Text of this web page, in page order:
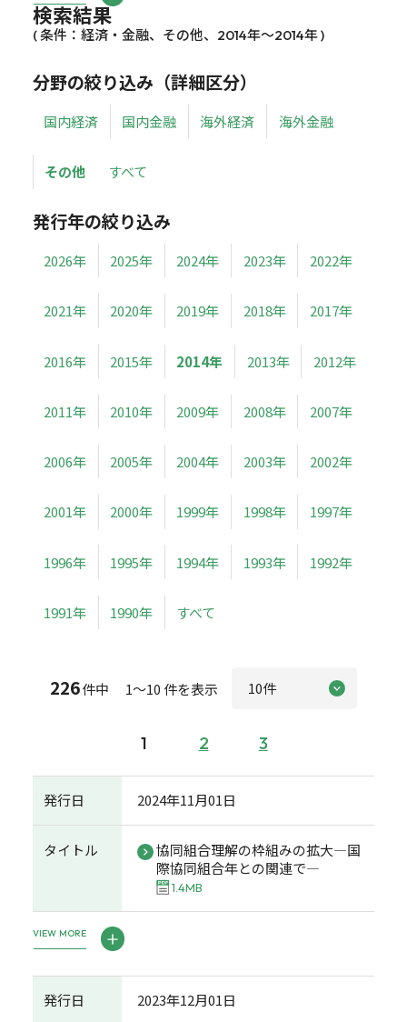
検索結果
( 条件：経済・金融、その他、2014年～2014年 )
分野の絞り込み（詳細区分）
国内経済 国内金融 海外経済 海外金融
その他 すべて
発行年の絞り込み
2026年 2025年 2024年 2023年 2022年
2021年 2020年 2019年 2018年 2017年
2016年 2015年 2014年 2013年 2012年
2011年 2010年 2009年 2008年 2007年
2006年 2005年 2004年 2003年 2002年
2001年 2000年 1999年 1998年 1997年
1996年 1995年 1994年 1993年 1992年
1991年 1990年 すべて
226件中 1～10 件を表示
1 2 3
発行日 2024年11月01日
タイトル
協同組合理解の枠組みの拡大―国
際協同組合年との関連で―
1.4MB
VIEW MORE
発行日 2023年12月01日